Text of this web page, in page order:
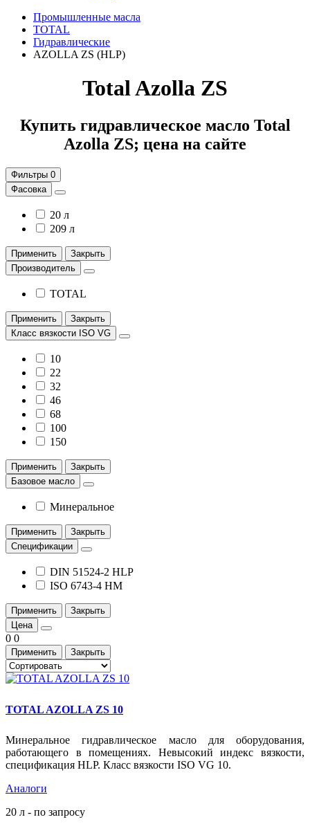
Промышленные масла
TOTAL
Гидравлические
AZOLLA ZS (HLP)
Total Azolla ZS
Купить гидравлическое масло Total
Azolla ZS; цена на сайте
Фильтры 0
Фасовка
20 л
209 л
Применить
Закрыть
Производитель
TOTAL
Применить
Закрыть
Класс вязкости ISO VG
10
22
32
46
68
100
150
Применить
Закрыть
Базовое масло
Минеральное
Применить
Закрыть
Спецификации
DIN 51524-2 HLP
ISO 6743-4 HM
Применить
Закрыть
Цена
0 0
Применить Закрыть
TOTAL AZOLLA ZS 10
Минеральное гидравлическое масло для оборудования,
работающего в помещениях. Невысокий индекс вязкости,
спецификация HLP. Класс вязкости ISO VG 10.
Аналоги
20 л - по запросу